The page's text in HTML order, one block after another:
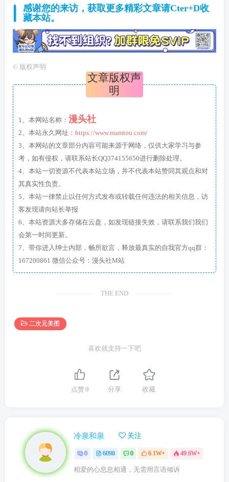
感谢您的来访，获取更多精彩文章请Cter+D收
藏本站。
© 版权声明
文章版权声
明
1、本网站名称： 漫头社
2、本站永久网址： https://www.mamtou.com/
3、本网站的文章部分内容可能来源于网络，仅供大家学习与参
考，如有侵权，请联系站长QQ374155650进行删除处理。
4、本站一切资源不代表本站立场，并不代表本站赞同其观点和对
其真实性负责。
5、本站一律禁止以任何方式发布或转载任何违法的相关信息，访
客发现请向站长举报
6、本站资源大多存储在云盘，如发现链接失效，请联系我们我们
会第一时间更新。
7、带你进入绅士内部，畅所欲言，释放最真实的自我官方qq群：
167200861 微信公众号：漫头社M站
THE END
二次元美图
喜欢就支持一下吧
点赞9 分享 收藏
冷泉和泉 关注
0 6098 0 6.1W+ 49.6W+
相爱的心息息相通，无需用言语倾诉